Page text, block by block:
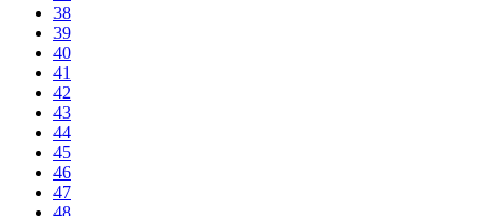
38
39
40
41
42
43
44
45
46
47